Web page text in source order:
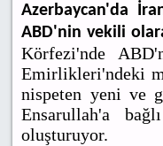
Azerbaycan'da
ABD'nin vekili
Körfezi'nde
Emirlikleri'ndeki
nispeten yeni ve
Ensarullah'a
oluşturuyor.